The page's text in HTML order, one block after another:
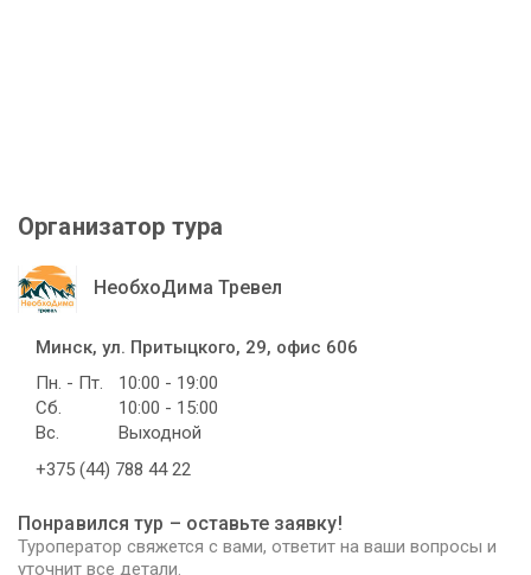
Организатор тура
НеобхоДима Тревел
Минск, ул. Притыцкого, 29, офис 606
Пн. - Пт.
10:00 - 19:00
Сб.
10:00 - 15:00
Вс.
Выходной
+375 (44) 788 44 22
Понравился тур – оставьте заявку!
Туроператор свяжется с вами, ответит на ваши вопросы и
уточнит все детали.